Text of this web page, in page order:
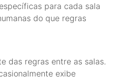
para cada sala
do que regras
das regras entre as salas.
exibe